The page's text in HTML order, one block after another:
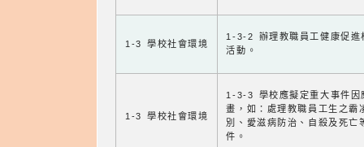
1-3 學校社會環境
1-3-2 辦理教職員工健康促進
活動。
1-3 學校社會環境
1-3-3 學校應擬定重大事件因
畫，如：處理教職員工生之霸
別、愛滋病防治、自殺及死亡
件。